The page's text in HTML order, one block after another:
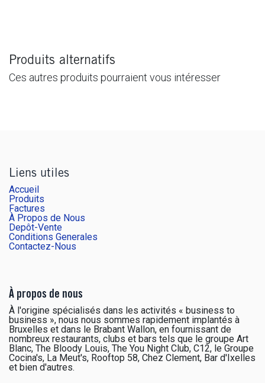
Produits alternatifs
Ces autres produits pourraient vous intéresser
Liens utiles
Accueil
Produits
Factures
À Propos de Nous
Depôt-Vente
Conditions Generales
Contactez-Nous
À propos de nous
À l'origine spécialisés dans les activités « business to
business », nous nous sommes rapidement implantés à
Bruxelles et dans le Brabant Wallon, en fournissant de
nombreux restaurants, clubs et bars tels que le groupe Art
Blanc, The Bloody Louis, The You Night Club, C12, le Groupe
Cocina's, La Meut's, Rooftop 58, Chez Clement, Bar d'Ixelles
et bien d'autres.